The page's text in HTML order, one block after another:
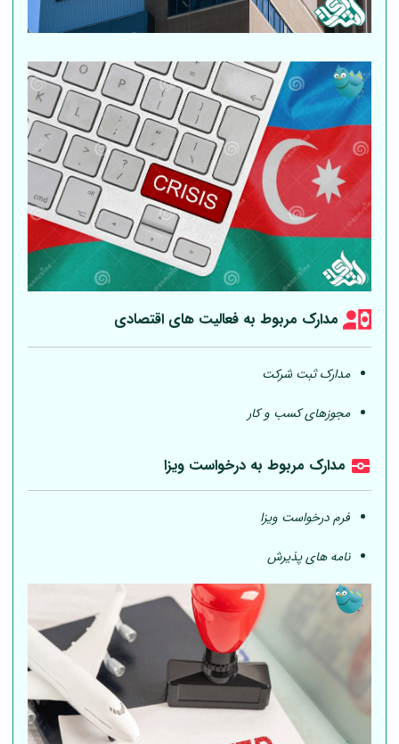
مدارک مربوط به فعالیت های اقتصادی
مدارک ثبت شرکت
مجوزهای کسب و کار
مدارک مربوط به درخواست ویزا
فرم درخواست ویزا
نامه های پذیرش